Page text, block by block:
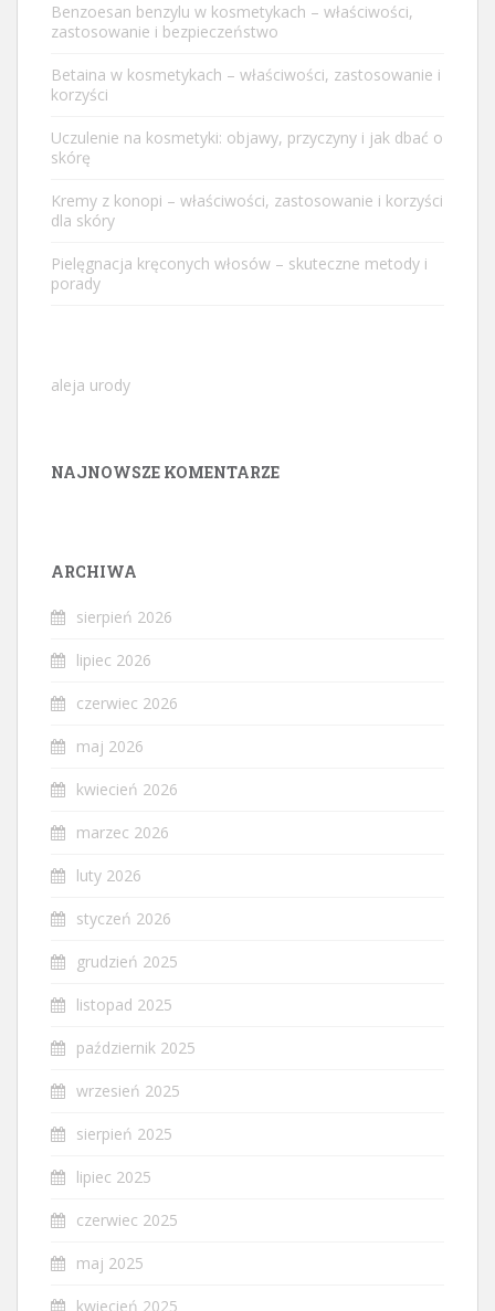
Benzoesan benzylu w kosmetykach – właściwości,
zastosowanie i bezpieczeństwo
Betaina w kosmetykach – właściwości, zastosowanie i
korzyści
Uczulenie na kosmetyki: objawy, przyczyny i jak dbać o
skórę
Kremy z konopi – właściwości, zastosowanie i korzyści
dla skóry
Pielęgnacja kręconych włosów – skuteczne metody i
porady
aleja urody
NAJNOWSZE KOMENTARZE
ARCHIWA
sierpień 2026
lipiec 2026
czerwiec 2026
maj 2026
kwiecień 2026
marzec 2026
luty 2026
styczeń 2026
grudzień 2025
listopad 2025
październik 2025
wrzesień 2025
sierpień 2025
lipiec 2025
czerwiec 2025
maj 2025
kwiecień 2025